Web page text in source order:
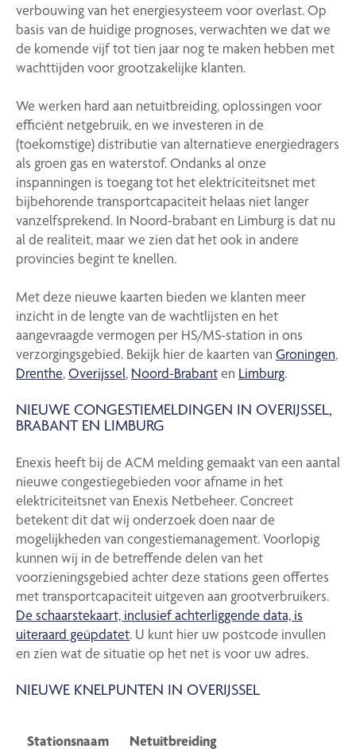
verbouwing van het energiesysteem voor overlast. Op
basis van de huidige prognoses, verwachten we dat we
de komende vijf tot tien jaar nog te maken hebben met
wachttijden voor grootzakelijke klanten.
We werken hard aan netuitbreiding, oplossingen voor
efficiënt netgebruik, en we investeren in de
(toekomstige) distributie van alternatieve energiedragers
als groen gas en waterstof. Ondanks al onze
inspanningen is toegang tot het elektriciteitsnet met
bijbehorende transportcapaciteit helaas niet langer
vanzelfsprekend. In Noord-brabant en Limburg is dat nu
al de realiteit, maar we zien dat het ook in andere
provincies begint te knellen.
Met deze nieuwe kaarten bieden we klanten meer
inzicht in de lengte van de wachtlijsten en het
aangevraagde vermogen per HS/MS-station in ons
verzorgingsgebied. Bekijk hier de kaarten van Groningen,
Drenthe,Overijssel, Noord-Brabanten Limburg.
NIEUWE CONGESTIEMELDINGEN IN OVERIJSSEL,
BRABANT EN LIMBURG
Enexis heeft bij de ACM melding gemaakt van een aantal
nieuwe congestiegebieden voor afname in het
elektriciteitsnet van Enexis Netbeheer. Concreet
betekent dit dat wij onderzoek doen naar de
mogelijkheden van congestiemanagement. Voorlopig
kunnen wij in de betreffende delen van het
voorzieningsgebied achter deze stations geen offertes
met transportcapaciteit uitgeven aan grootverbruikers.
De schaarstekaart, inclusief achterliggende data, is
uiteraard geüpdatet. U kunt hier uw postcode invullen
en zien wat de situatie op het net is voor uw adres.
NIEUWE KNELPUNTEN IN OVERIJSSEL
Stationsnaam Netuitbreiding